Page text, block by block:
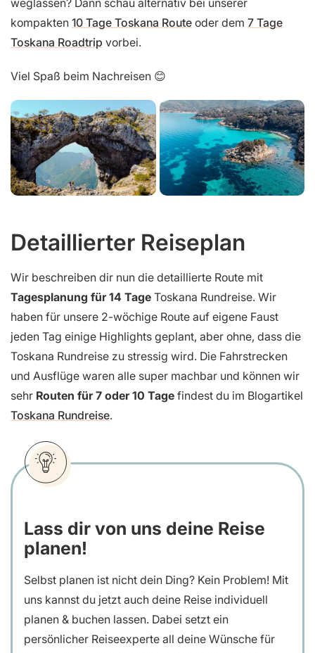
weglassen? Dann schau alternativ bei unserer
kompakten 10 Tage Toskana Route oder dem 7 Tage
Toskana Roadtrip vorbei.
Viel Spaß beim Nachreisen 😊
Detaillierter Reiseplan
Wir beschreiben dir nun die detaillierte Route mit
Tagesplanung für 14 Tage Toskana Rundreise. Wir
haben für unsere 2-wöchige Route auf eigene Faust
jeden Tag einige Highlights geplant, aber ohne, dass die
Toskana Rundreise zu stressig wird. Die Fahrstrecken
und Ausflüge waren alle super machbar und können wir
sehr Routen für 7 oder 10 Tage findest du im Blogartikel
Toskana Rundreise.
Lass dir von uns deine Reise
planen!
Selbst planen ist nicht dein Ding? Kein Problem! Mit
uns kannst du jetzt auch deine Reise individuell
planen & buchen lassen. Dabei setzt ein
persönlicher Reiseexperte all deine Wünsche für